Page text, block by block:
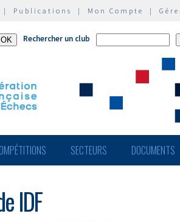
| Publications | Mon Compte |
Rechercher un club
SECTEURS DOCUMENTS
IDF